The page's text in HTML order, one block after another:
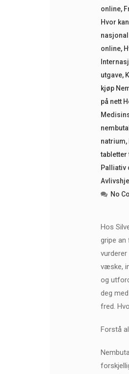
online,
Hvor
online,
utgave,
kjøp
på nett
natrium,
tabletter
Palliativ
No
Hos
gripe an
væske,
og
deg
fred.
Forstå